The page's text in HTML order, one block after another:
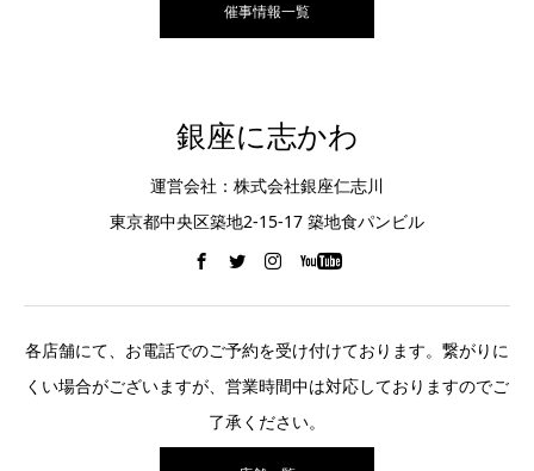
催事情報一覧
銀座に志かわ
運営会社：株式会社銀座仁志川
東京都中央区築地2-15-17 築地食パンビル
各店舗にて、お電話でのご予約を受け付けております。繋がりに
くい場合がございますが、営業時間中は対応しておりますのでご
了承ください。